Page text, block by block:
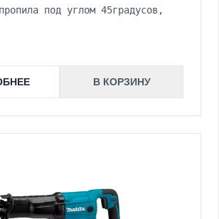
под углом 45градусов,
В КОРЗИНУ